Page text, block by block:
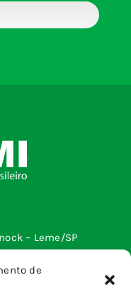
de
– Leme/SP